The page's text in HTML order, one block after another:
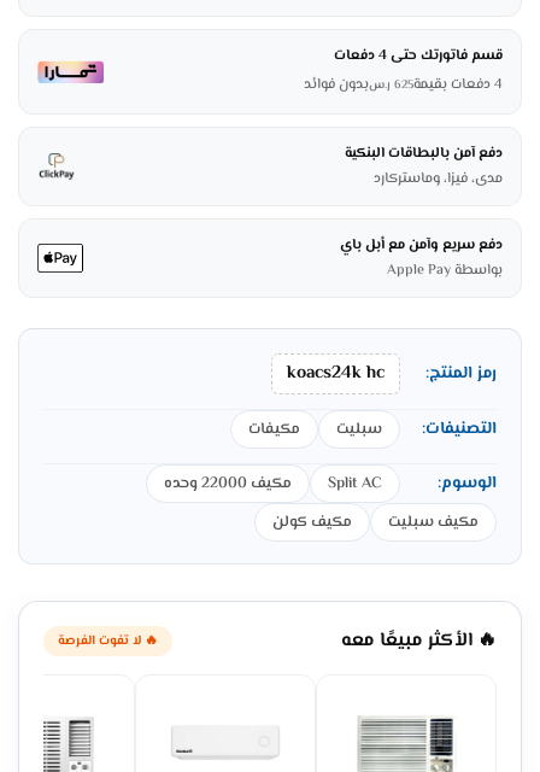
قسم فاتورتك حتى 4 دفعات
4 دفعات بقيمة
625 ر.سبدون فوائد
دفع آمن بالبطاقات البنكية
مدى، فيزا، وماستركارد
دفع سريع وآمن مع أبل باي
بواسطة Apple Pay
رمز المنتج: koacs24k hc
التصنيفات: سبليت مكيفات
الوسوم: Split AC
مكيف 22000 وحده
مكيف سبليت
مكيف كولن
🔥 الأكثر مبيعًا معه 🔥 لا تفوت الفرصة